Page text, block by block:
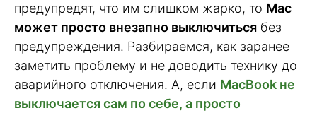
предупредят, что им слишком жарко, то Mac
может просто внезапно выключиться без
предупреждения. Разбираемся, как заранее
заметить проблему и не доводить технику до
аварийного отключения. А, если MacBook не
выключается сам по себе, а просто